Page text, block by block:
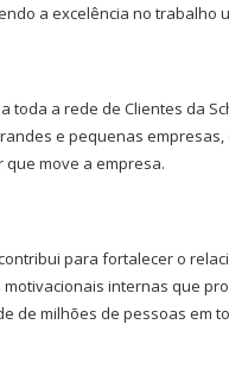
a excelência no trabalho
a toda a rede de Clientes da
e pequenas
que move a empresa.
para fortalecer o
internas que
de milhões de pessoas em